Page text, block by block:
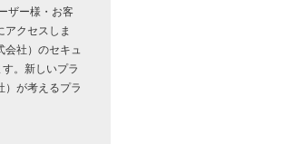
ザー様・お客
クセスしま
会社）のセキュ
。新しいプラ
）が考えるプラ